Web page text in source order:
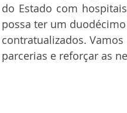
do Estado com
possa ter um
contratualizados.
parcerias e reforçar as